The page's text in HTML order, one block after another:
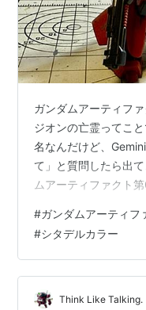
ガンダムアーティフ
ジオンの亡霊ってこ
名なんだけど、
て」と質問したら出
ムアーティファクト
「折れないよう注意
ているという時点で
なですよ 弾を追うご
いるようで、関節部
解釈が原典に近くな
#ガンダムアーティフ
#シタデルカラー
Think Like Talking.